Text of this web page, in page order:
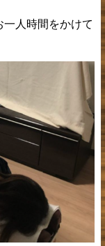
人時間をかけて